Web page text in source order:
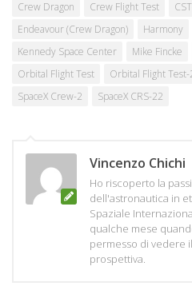
Crew Dragon
Crew Flight Test
Endeavour (Crew Dragon)
Harmony
Kennedy Space Center
Mike Fincke
Orbital Flight Test
Orbital Flight Test-
SpaceX Crew-2
SpaceX CRS-22
Vincenzo Chichi
Ho riscoperto la
dell'astronautica in
Spaziale
qualche mese
permesso di vedere
prospettiva.